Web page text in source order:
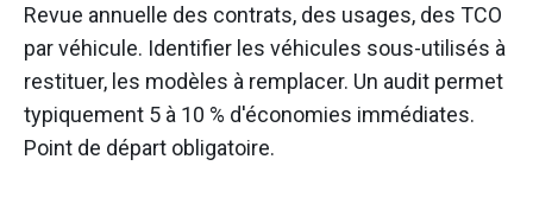
Revue annuelle des contrats, des usages, des TCO
par véhicule. Identifier les véhicules sous-utilisés à
restituer, les modèles à remplacer. Un audit permet
typiquement 5 à 10 % d'économies immédiates.
Point de départ obligatoire.